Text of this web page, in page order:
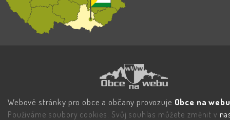
Webové stránky pro obce a občany provozuje Obce na
Používáme soubory cookies. Svůj souhlas můžete změnit v